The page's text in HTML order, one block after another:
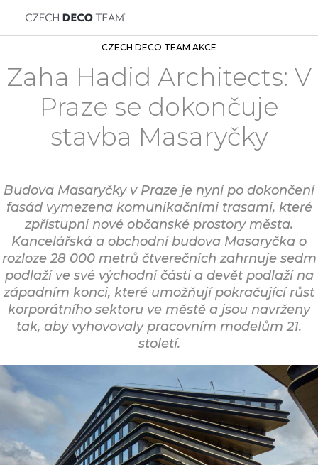
CZECH DECO TEAM AKCE
Zaha Hadid Architects: V
Praze se dokončuje
stavba Masaryčky
Budova Masaryčky v Praze je nyní po dokončení
fasád vymezena komunikačními trasami, které
zpřístupní nové občanské prostory města.
Kancelářská a obchodní budova Masaryčka o
rozloze 28 000 metrů čtverečních zahrnuje sedm
podlaží ve své východní části a devět podlaží na
západním konci, které umožňují pokračující růst
korporátního sektoru ve městě a jsou navrženy
tak, aby vyhovovaly pracovním modelům 21.
století.